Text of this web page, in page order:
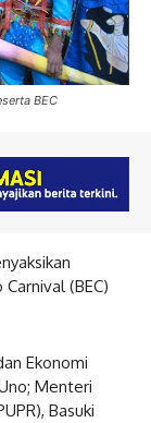
BEC
(BEC)
Ekonomi
Menteri
Basuki